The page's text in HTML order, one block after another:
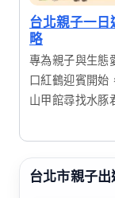
台北親子一
略
專為親子與生態
口紅鶴迎賓開始
山甲館尋找水豚
遊亞洲最大的動
台北市親子出